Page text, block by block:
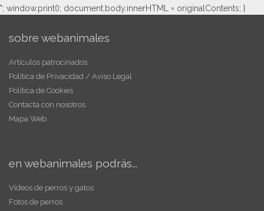
"; window.print(); document.body.innerHTML = originalContents; }
sobre webanimales
Artículos patrocinados
Política de Privacidad / Aviso Legal
Política de Cookies
Contacta con nosotros
Mapa Web
en webanimales podrás...
Vídeos de perros y gatos
Fotos de perros